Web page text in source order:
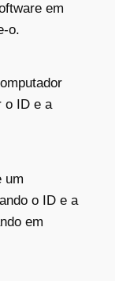
em
o.
o ID e a
um
o ID e a
em